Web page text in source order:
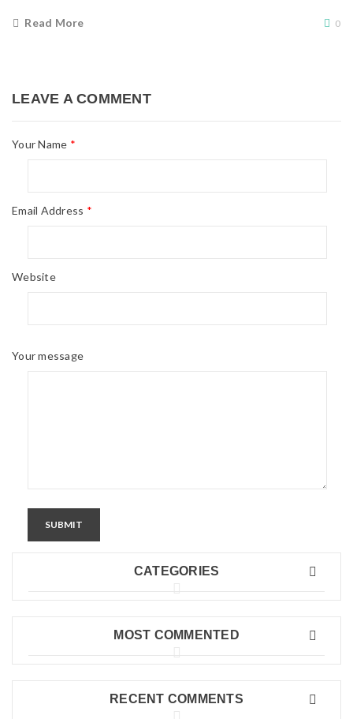
Read More 0
LEAVE A COMMENT
Your Name *
Email Address *
Website
Your message
SUBMIT
CATEGORIES
MOST COMMENTED
RECENT COMMENTS